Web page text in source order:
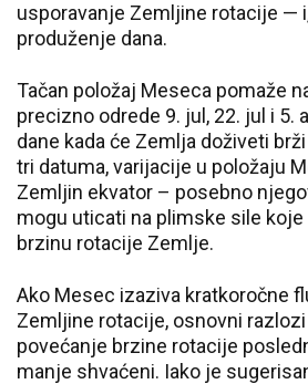
usporavanje Zemljine rotacije —
produženje dana.
Tačan položaj Meseca pomaže
precizno odrede 9. jul, 22. jul i 5.
dane kada će Zemlja doživeti
tri datuma, varijacije u položaju
Zemljin ekvator – posebno
mogu uticati na plimske sile
brzinu rotacije Zemlje.
Ako Mesec izaziva kratkoročne
Zemljine rotacije, osnovni
povećanje brzine rotacije
manje shvaćeni. Iako je